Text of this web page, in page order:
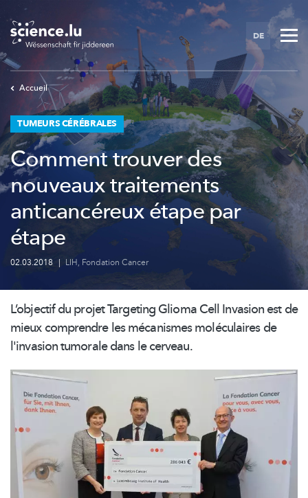
to
main
content
DE
Accueil
TUMEURS CÉRÉBRALES
Comment trouver des
nouveaux traitements
anticancéreux étape par
étape
02.03.2018 | LIH, Fondation Cancer
L’objectif du projet Targeting Glioma Cell Invasion est de
mieux comprendre les mécanismes moléculaires de
l'invasion tumorale dans le cerveau.